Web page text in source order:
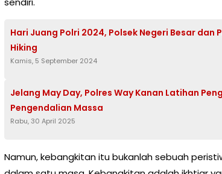
Hari Juang Polri 2024, Polsek Negeri Besar dan
Hiking
Kamis, 5 September 2024
Jelang May Day, Polres Way Kanan Latihan
Pengendalian Massa
Rabu, 30 April 2025
Namun, kebangkitan itu bukanlah sebuah